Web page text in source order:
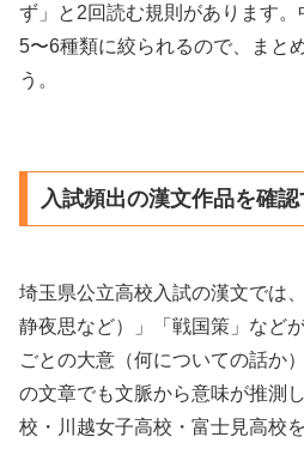
ず」と2回読む規則があります
5〜6種類に絞られるので、まと
う。
入試頻出の漢文作品を確認
埼玉県公立高校入試の漢文では
静夜思など）」「戦国策」など
ごとの大意（何についての話か
の文章でも文脈から意味が推測
校・川越女子高校・富士見高校